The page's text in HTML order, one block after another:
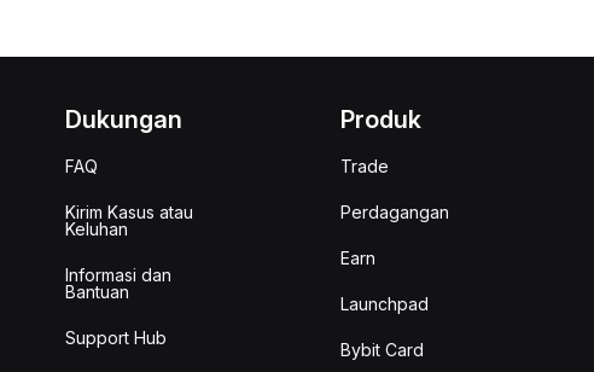
Dukungan
FAQ
Kirim Kasus atau
Keluhan
Informasi dan
Bantuan
Support Hub
Produk
Trade
Perdagangan
Earn
Launchpad
Bybit Card